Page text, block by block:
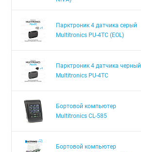
Парктроник 4 датчика серый
Multitronics PU-4TC (EOL)
Парктроник 4 датчика черный
Multitronics PU-4TC
Бортовой компьютер
Multitronics СL-585
Бортовой компьютер